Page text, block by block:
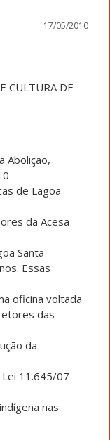
17/05/2010
CULTURA DE
Abolição,
de Lagoa
da Acesa
Santa
Essas
oficina voltada
das
da
11.645/07
nas